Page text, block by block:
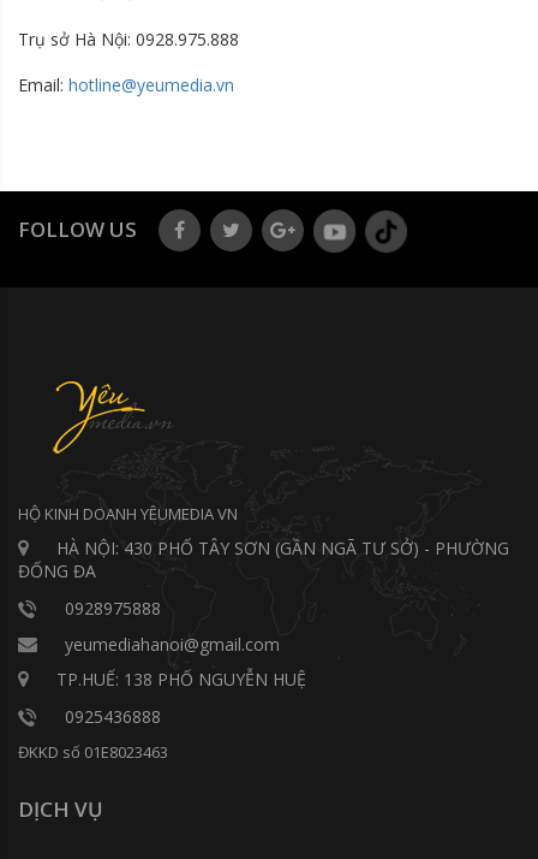
Trụ sở Hà Nội: 0928.975.888
Email: hotline@yeumedia.vn
FOLLOW US
HỘ KINH DOANH YÊUMEDIA VN
HÀ NỘI: 430 PHỐ TÂY SƠN (GẦN NGÃ TƯ SỞ) - PHƯỜNG
ĐỐNG ĐA
0928975888
yeumediahanoi@gmail.com
TP.HUẾ: 138 PHỐ NGUYỄN HUỆ
0925436888
ĐKKD số 01E8023463
DỊCH VỤ